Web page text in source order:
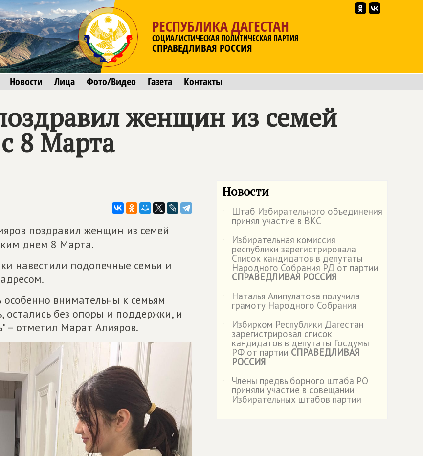
РЕСПУБЛИКА ДАГЕСТАН
СОЦИАЛИСТИЧЕСКАЯ ПОЛИТИЧЕСКАЯ ПАРТИЯ
СПРАВЕДЛИВАЯ РОССИЯ
Новости Лица Фото/Видео Газета Контакты
женщин из семей
8 Марта
поздравил женщин из семей
днем 8 Марта.
навестили подопечные семьи и
внимательны к семьям
остались без опоры и поддержки, и
– отметил Марат Алияров.
Новости
˙ Штаб Избирательного объединения
принял участие в ВКС
˙
Избирательная комиссия
республики зарегистрировала
Список кандидатов в депутаты
Народного Собрания РД от партии
СПРАВЕДЛИВАЯ РОССИЯ
˙
Наталья Алипулатова получила
грамоту Народного Собрания
˙
Избирком Республики Дагестан
зарегистрировал список
кандидатов в депутаты Госдумы
РФ от партии СПРАВЕДЛИВАЯ
РОССИЯ
˙
Члены предвыборного штаба РО
приняли участие в совещании
Избирательных штабов партии